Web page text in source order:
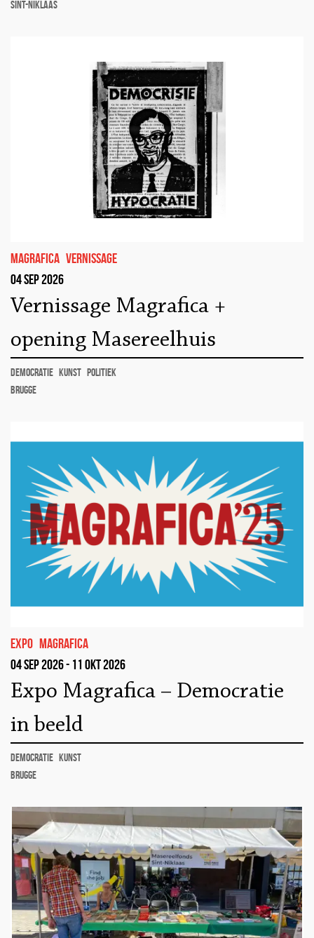
Sint-Niklaas
Magrafica Vernissage
04 sep 2026
Vernissage Magrafica +
opening Masereelhuis
democratie kunst politiek
Brugge
Expo Magrafica
04 sep 2026 - 11 okt 2026
Expo Magrafica – Democratie
in beeld
democratie kunst
Brugge